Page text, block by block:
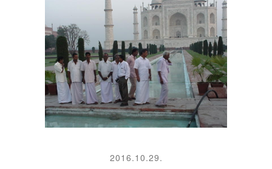
2016.10.29.